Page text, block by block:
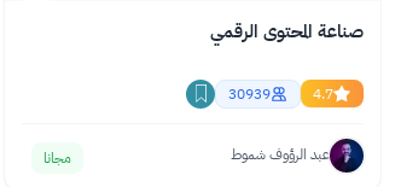
صناعة المحتوى الرقمي
4.7
30939
عبد الرؤوف شموط مجانا